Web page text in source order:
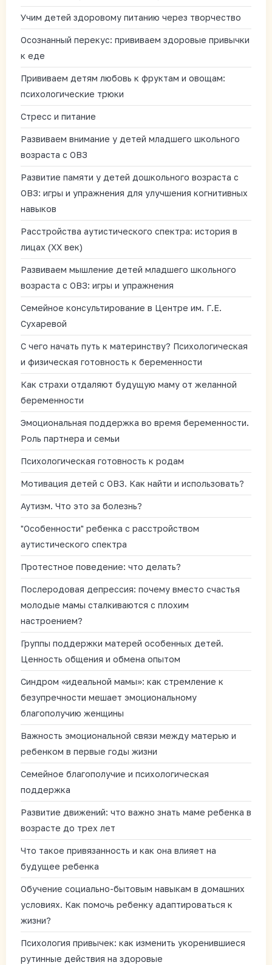
Учим детей здоровому питанию через творчество
Осознанный перекус: прививаем здоровые привычки
к еде
Прививаем детям любовь к фруктам и овощам:
психологические трюки
Стресс и питание
Развиваем внимание у детей младшего школьного
возраста с ОВЗ
Развитие памяти у детей дошкольного возраста с
ОВЗ: игры и упражнения для улучшения когнитивных
навыков
Расстройства аутистического спектра: история в
лицах (XX век)
Развиваем мышление детей младшего школьного
возраста с ОВЗ: игры и упражнения
Семейное консультирование в Центре им. Г.Е.
Сухаревой
С чего начать путь к материнству? Психологическая
и физическая готовность к беременности
Как страхи отдаляют будущую маму от желанной
беременности
Эмоциональная поддержка во время беременности.
Роль партнера и семьи
Психологическая готовность к родам
Мотивация детей с ОВЗ. Как найти и использовать?
Аутизм. Что это за болезнь?
"Особенности" ребенка с расстройством
аутистического спектра
Протестное поведение: что делать?
Послеродовая депрессия: почему вместо счастья
молодые мамы сталкиваются с плохим
настроением?
Группы поддержки матерей особенных детей.
Ценность общения и обмена опытом
Синдром «идеальной мамы»: как стремление к
безупречности мешает эмоциональному
благополучию женщины
Важность эмоциональной связи между матерью и
ребенком в первые годы жизни
Семейное благополучие и психологическая
поддержка
Развитие движений: что важно знать маме ребенка в
возрасте до трех лет
Что такое привязанность и как она влияет на
будущее ребенка
Обучение социально-бытовым навыкам в домашних
условиях. Как помочь ребенку адаптироваться к
жизни?
Психология привычек: как изменить укоренившиеся
рутинные действия на здоровые